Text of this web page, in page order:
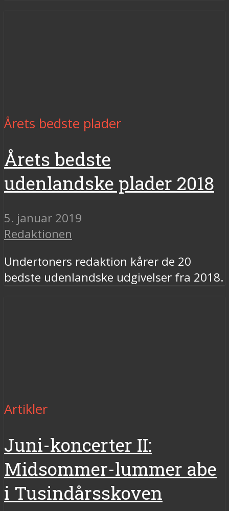
Årets bedste plader
Årets bedste
udenlandske plader 2018
5. januar 2019
Redaktionen
Undertoners redaktion kårer de 20
bedste udenlandske udgivelser fra 2018.
Artikler
Juni-koncerter II:
Midsommer-lummer abe
i Tusindårsskoven